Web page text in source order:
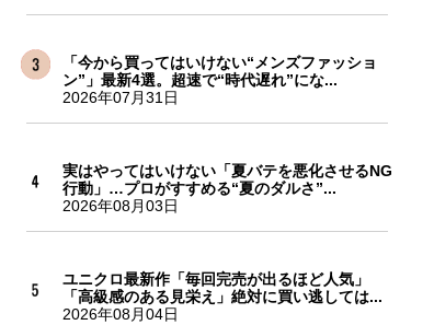
「今から買ってはいけない“メンズファッショ
ン”」最新4選。超速で“時代遅れ”にな...
2026年07月31日
実はやってはいけない「夏バテを悪化させるNG
行動」…プロがすすめる“夏のダルさ”...
2026年08月03日
ユニクロ最新作「毎回完売が出るほど人気」
「高級感のある見栄え」絶対に買い逃しては...
2026年08月04日